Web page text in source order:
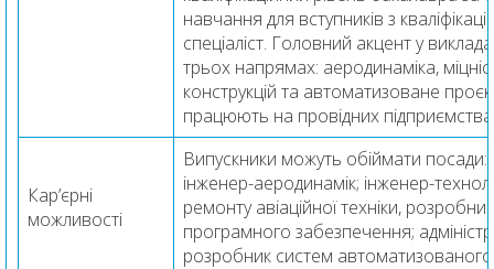
навчання для вступників з
спеціаліст. Головний акцент у
трьох напрямах: аеродинаміка,
конструкцій та автоматизоване
працюють на провідних
Кар’єрні
можливості
Випускники можуть обіймати посади:
інженер-аеродинамік; інженер-
ремонту авіаційної техніки,
програмного забезпечення;
розробник систем